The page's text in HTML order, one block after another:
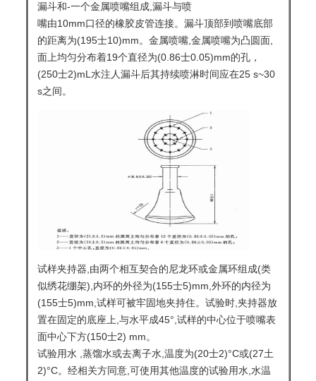
漏斗和-一个金属喷嘴组成,漏斗与喷
嘴由10mm口径的橡胶皮管连接。漏斗顶部到喷嘴底部
的距离为(195士10)mm。金属喷嘴,金属喷嘴为凸圆面,
面上均匀分布着19个直径为(0.86士0.05)mm的孔，
(250士2)mL水注人漏斗后其持续喷淋时间应在25 s~30
s之间。
试样夹持器,由两个相互契合的尼龙环或金属环组成(类
似绣花绷架),内环的外径为(155士5)mm,外环的内径为
(155士5)mm,试样可被牢固地夹持住。试验时,夹持器放
置在固定的底座上,与水平成45°,试样的中心位于喷嘴表
面中心下方(150士2) mm。
试验用水 ,蒸馏水或去离子水,温度为(20士2)°C或(27土
2)°C。经相关方同意,可使用其他温度的试验用水,水温